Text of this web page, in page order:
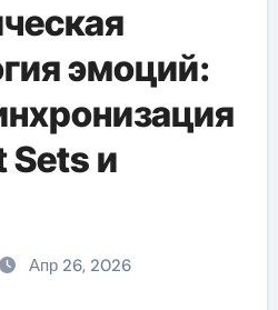
эмоций:
Sets и
Апр 26, 2026